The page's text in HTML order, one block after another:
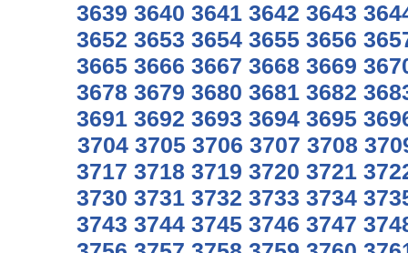
3639 3640 3641 3642 3643
3652 3653 3654 3655 3656
3665 3666 3667 3668 3669
3678 3679 3680 3681 3682
3691 3692 3693 3694 3695
3704 3705 3706 3707 3708
3717 3718 3719 3720 3721
3730 3731 3732 3733 3734
3743 3744 3745 3746 3747